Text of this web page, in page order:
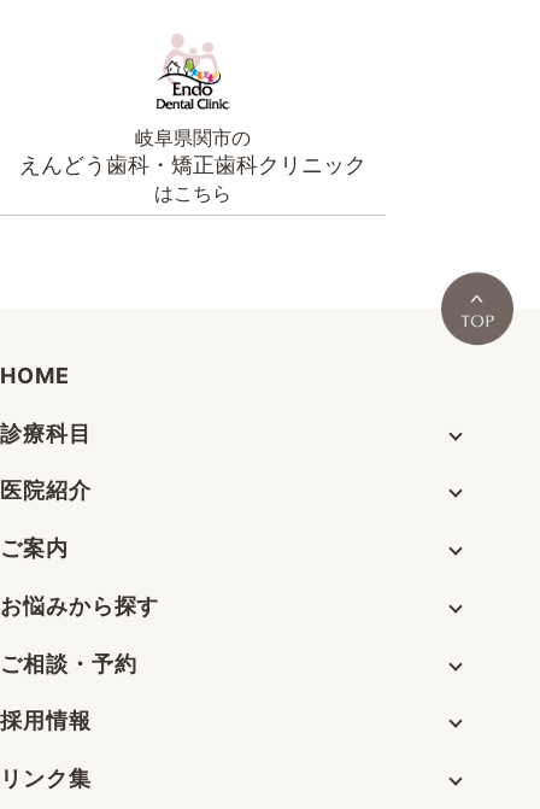
岐阜県関市の
えんどう歯科・矯正歯科クリニック
はこちら
HOME
診療科目
医院紹介
ご案内
お悩みから探す
ご相談・予約
採用情報
リンク集